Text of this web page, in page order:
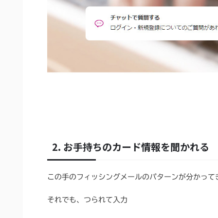
2. お手持ちのカード情報を聞かれる
この手のフィッシングメールのパターンが分かって
それでも、つられて入力